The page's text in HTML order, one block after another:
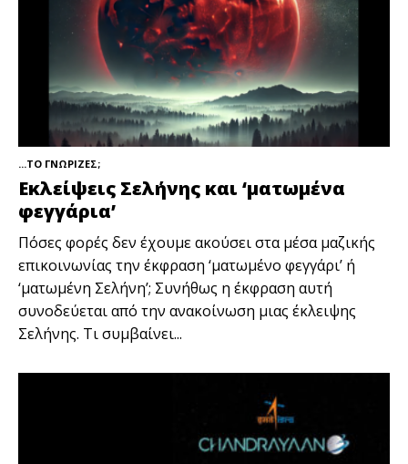
...ΤΟ ΓΝΩΡΙΖΕΣ;
Εκλείψεις Σελήνης και ‘ματωμένα
φεγγάρια’
Πόσες φορές δεν έχουμε ακούσει στα μέσα μαζικής
επικοινωνίας την έκφραση ‘ματωμένο φεγγάρι’ ή
‘ματωμένη Σελήνη’; Συνήθως η έκφραση αυτή
συνοδεύεται από την ανακοίνωση μιας έκλειψης
Σελήνης. Τι συμβαίνει...